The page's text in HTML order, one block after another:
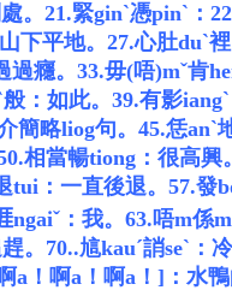
。 21.緊ginˋ憑pinˋ：
下平地。 27.心肚duˋ
癮。 33.毋(唔)mˇ肯
般：如此。 39.有影iangˋ
簡略liog句。 45.恁anˋ
相當暢tiong：很高興。
tui：一直後退。 57.發
：我。 63.唔m係
。 70..訄kauˊ誚seˋ：
a！啊a！啊a！]：水鴨